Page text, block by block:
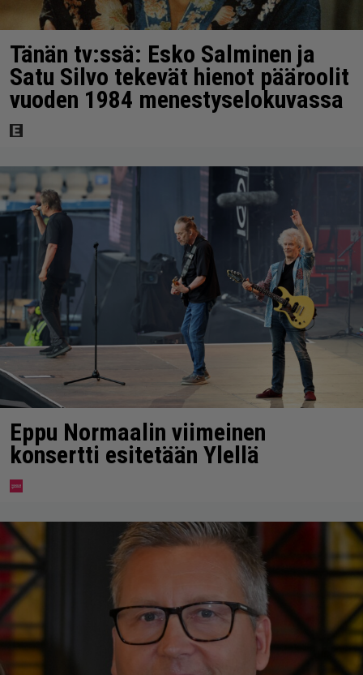
Tänän tv:ssä: Esko Salminen ja
Satu Silvo tekevät hienot pääroolit
vuoden 1984 menestyselokuvassa
Eppu Normaalin viimeinen
konsertti esitetään Ylellä